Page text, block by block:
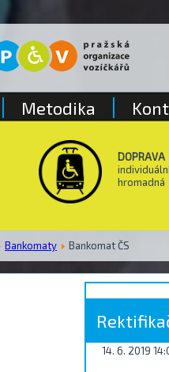
DOPRAVA
hromadná
Bankomaty Bankomat ČS
Metodika
14. 6. 2019